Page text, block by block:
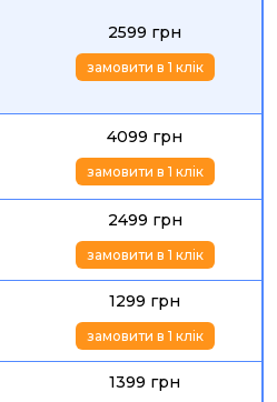
2599 грн
замовити в 1 клік
4099 грн
замовити в 1 клік
2499 грн
замовити в 1 клік
1299 грн
замовити в 1 клік
1399 грн